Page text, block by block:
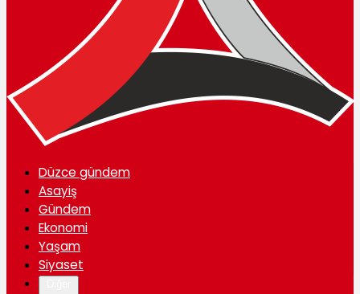
Düzce gündem
Asayiş
Gündem
Ekonomi
Yaşam
Siyaset